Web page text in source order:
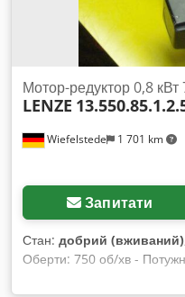
Wiefelstede 1 701 km
Мотор-редуктор 0,8 кВт
LENZE
Запитати
Стан: добрий (вживаний)
Оберти: 750 об/хв -
виконання: B3 - Діаметр